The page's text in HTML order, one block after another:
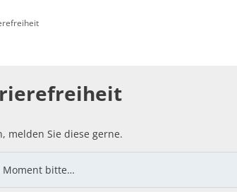
E-Rechnung
melden Sie diese gerne.
Moment bitte…